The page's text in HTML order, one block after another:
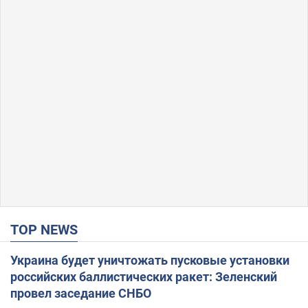
TOP NEWS
Украина будет уничтожать пусковые установки
российских баллистических ракет: Зеленский
провел заседание СНБО